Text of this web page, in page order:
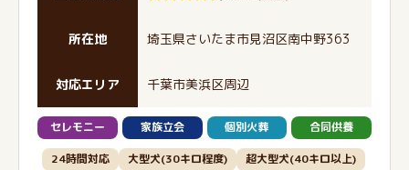
所在地 埼玉県さいたま市見沼区南中野363
対応エリア 千葉市美浜区周辺
セレモニー 家族立会 個別火葬 合同供養
24時間対応 大型犬(30キロ程度) 超大型犬(40キロ以上)